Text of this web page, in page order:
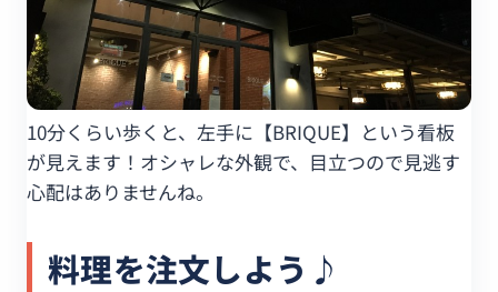
10分くらい歩くと、左手に【BRIQUE】という看板
が見えます！オシャレな外観で、目立つので見逃す
心配はありませんね。
料理を注文しよう♪